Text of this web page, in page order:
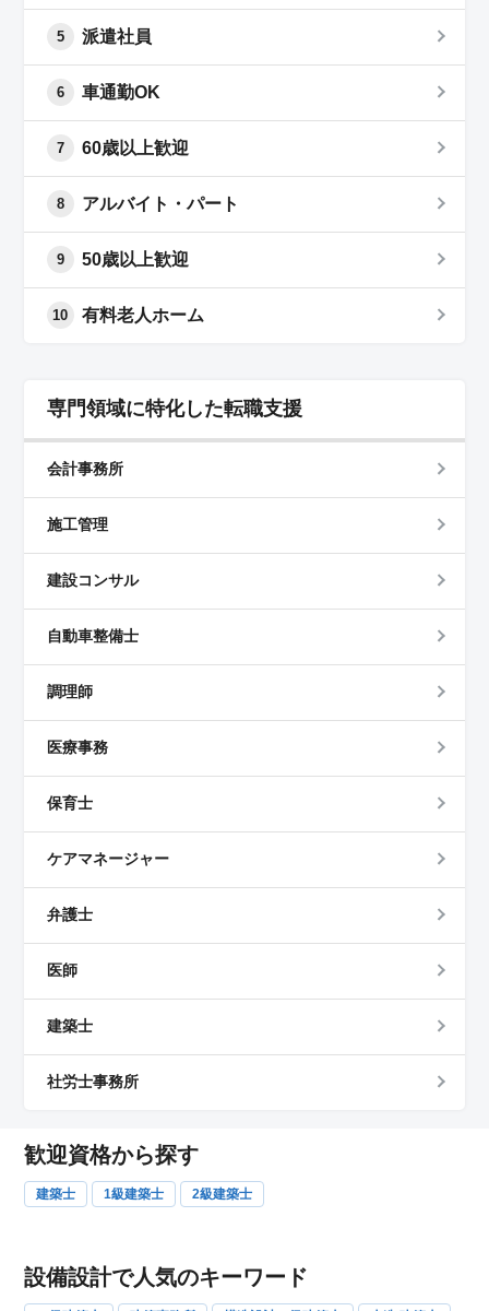
5 派遣社員
6 車通勤OK
7 60歳以上歓迎
8 アルバイト・パート
9 50歳以上歓迎
10 有料老人ホーム
専門領域に特化した転職支援
会計事務所
施工管理
建設コンサル
自動車整備士
調理師
医療事務
保育士
ケアマネージャー
弁護士
医師
建築士
社労士事務所
歓迎資格から探す
建築士 1級建築士 2級建築士
設備設計で人気のキーワード